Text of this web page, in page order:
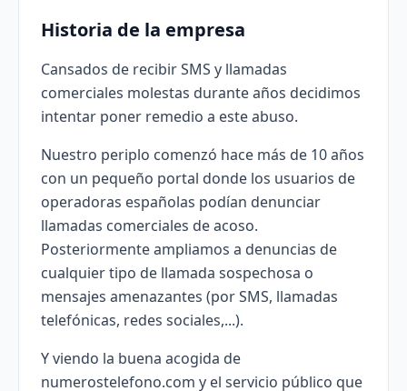
Historia de la empresa
Cansados de recibir SMS y llamadas
comerciales molestas durante años decidimos
intentar poner remedio a este abuso.
Nuestro periplo comenzó hace más de 10 años
con un pequeño portal donde los usuarios de
operadoras españolas podían denunciar
llamadas comerciales de acoso.
Posteriormente ampliamos a denuncias de
cualquier tipo de llamada sospechosa o
mensajes amenazantes (por SMS, llamadas
telefónicas, redes sociales,...).
Y viendo la buena acogida de
numerostelefono.com y el servicio público que